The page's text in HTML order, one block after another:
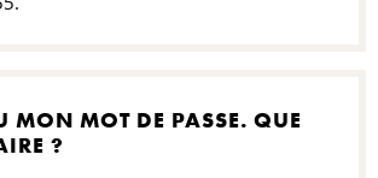
MON MOT DE PASSE. QUE
?